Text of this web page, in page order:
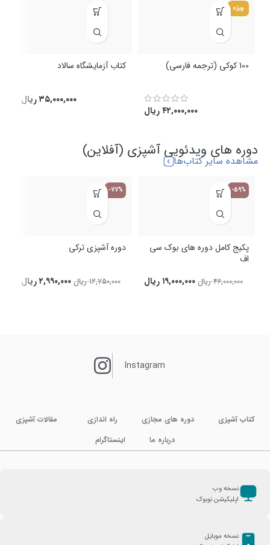
ویژه
100 کوکی (ترجمه فارسی)
۴۲,۰۰۰,۰۰۰ریال
کتاب آزمایشگاه سالاد
۳۵,۰۰۰,۰۰۰ریال
دوره های ویدئویی آشپزی (آفلاین)
مشاهده سایر کتاب‌ها
-59%
پکیج کامل دوره های بوک سی
اف
۴۶,۰۰۰,۰۰۰ ریال ۱۹,۰۰۰,۰۰۰ ریال
-77%
دوره آشپزی ترکی
۱۲,۷۵۰,۰۰۰ ریال ۲,۹۹۰,۰۰۰ریال
Instagram
کتاب آشپزی دوره های مجازی راه اندازی
مقالات آشپزی
درباره ما
اینستاگرام
نسخه وب
اپلیکیشن نوبوک
نسخه موبایل